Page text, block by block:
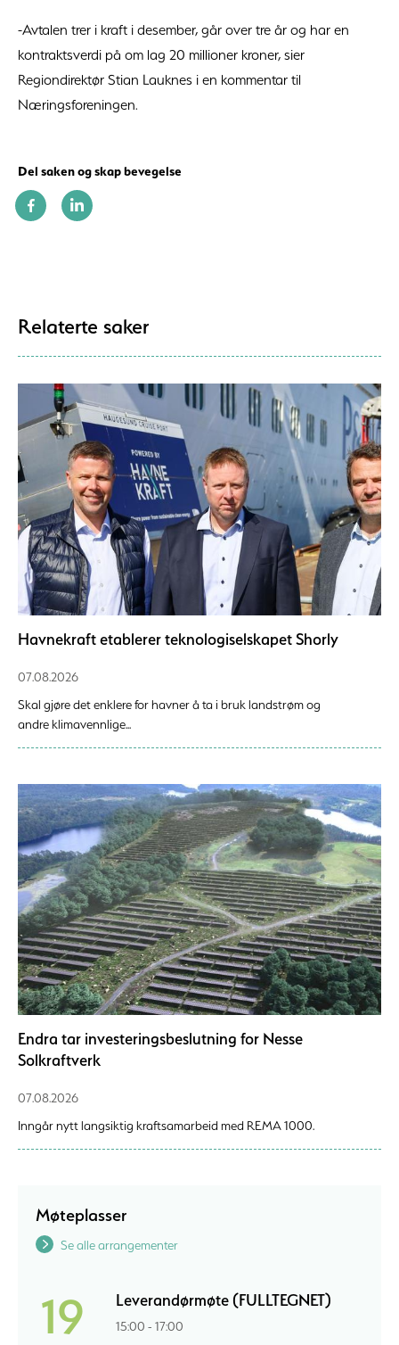
-Avtalen trer i kraft i desember, går over tre år og har en
kontraktsverdi på om lag 20 millioner kroner, sier
Regiondirektør Stian Lauknes i en kommentar til
Næringsforeningen.
Del saken og skap bevegelse
Relaterte saker
Havnekraft etablerer teknologiselskapet Shorly
07.08.2026
Skal gjøre det enklere for havner å ta i bruk landstrøm og
andre klimavennlige...
Endra tar investeringsbeslutning for Nesse
Solkraftverk
07.08.2026
Inngår nytt langsiktig kraftsamarbeid med REMA 1000.
Møteplasser
Se alle arrangementer
19 Leverandørmøte (FULLTEGNET)
15:00 - 17:00